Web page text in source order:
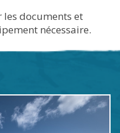
documents et
nécessaire.